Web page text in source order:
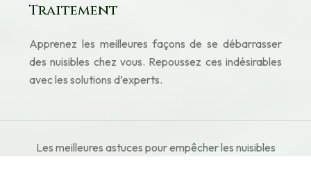
Traitement
Apprenez les meilleures façons de se débarrasser
des nuisibles chez vous. Repoussez ces indésirables
avec les solutions d’experts.
Les meilleures astuces pour empêcher les nuisibles